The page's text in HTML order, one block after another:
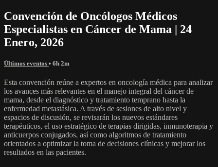
Convención de Oncólogos Médicos
Especialistas en Cáncer de Mama | 24
Enero, 2026
Últimos eventos • 6h 2m
Esta convención reúne a expertos en oncología médica para analizar
los avances más relevantes en el manejo integral del cáncer de
mama, desde el diagnóstico y tratamiento temprano hasta la
enfermedad metastásica. A través de sesiones de alto nivel y
espacios de discusión, se revisarán los nuevos estándares
terapéuticos, el uso estratégico de terapias dirigidas, inmunoterapia y
anticuerpos conjugados, así como algoritmos de tratamiento
orientados a optimizar la toma de decisiones clínicas y mejorar los
resultados en las pacientes.